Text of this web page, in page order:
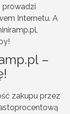
prowadzi
Internetu. A
–
zakupu przez